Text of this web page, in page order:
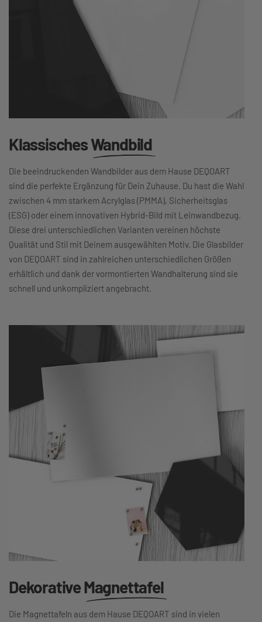
KlassischesWandbild
Die beeindruckenden Wandbilder aus dem Hause DEQOART
sind die perfekte Ergänzung für Dein Zuhause. Du hast die Wahl
zwischen 4 mm starkem Acrylglas (PMMA), Sicherheitsglas
(ESG) oder einem innovativen Hybrid-Bild mit Leinwandbezug.
Diese drei unterschiedlichen Varianten vereinen höchste
Qualität und Stil mit Deinem ausgewählten Motiv. Die Glasbilder
von DEQOART sind in zahlreichen unterschiedlichen Größen
erhältlich und dank der vormontierten Wandhalterung sind sie
schnell und unkompliziert angebracht.
DekorativeMagnettafel
Die Magnettafeln aus dem Hause DEQOART sind in vielen